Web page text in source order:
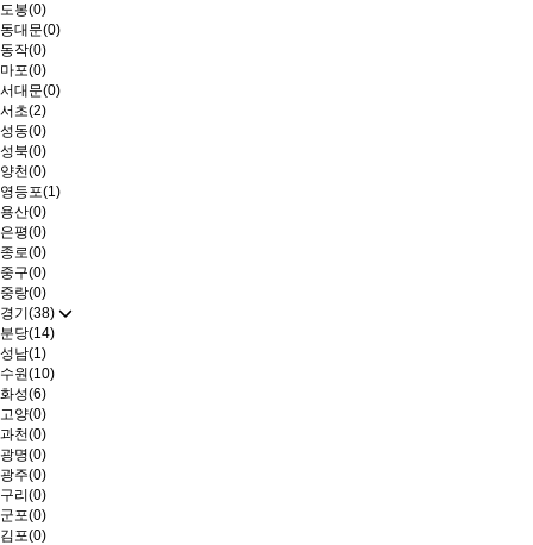
도봉(0)
동대문(0)
동작(0)
마포(0)
서대문(0)
서초(2)
성동(0)
성북(0)
양천(0)
영등포(1)
용산(0)
은평(0)
종로(0)
중구(0)
중랑(0)
경기(38)
분당(14)
성남(1)
수원(10)
화성(6)
고양(0)
과천(0)
광명(0)
광주(0)
구리(0)
군포(0)
김포(0)